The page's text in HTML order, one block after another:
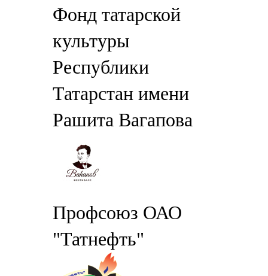
Фонд татарской
культуры
Республики
Татарстан имени
Рашита Вагапова
Профсоюз ОАО
"Татнефть"